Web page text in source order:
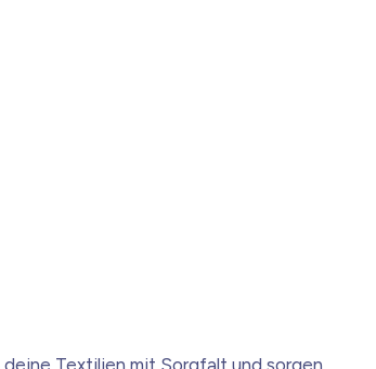
Textilien mit Sorgfalt und sorgen